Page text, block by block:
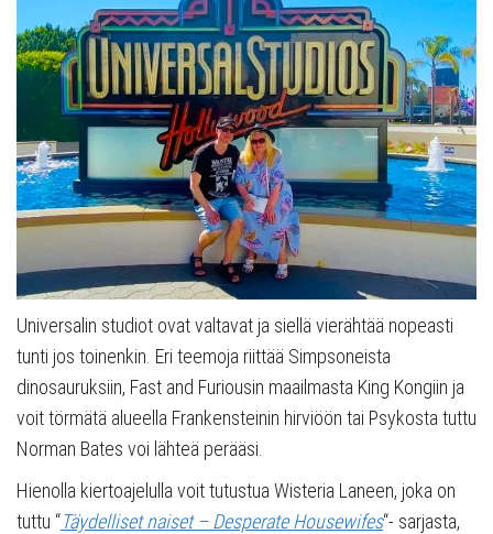
Universalin studiot ovat valtavat ja siellä vierähtää nopeasti
tunti jos toinenkin. Eri teemoja riittää Simpsoneista
dinosauruksiin, Fast and Furiousin maailmasta King Kongiin ja
voit törmätä alueella Frankensteinin hirviöön tai Psykosta tuttu
Norman Bates voi lähteä perääsi.
Hienolla kiertoajelulla voit tutustua Wisteria Laneen, joka on
tuttu “Täydelliset naiset – Desperate Housewifes“- sarjasta,